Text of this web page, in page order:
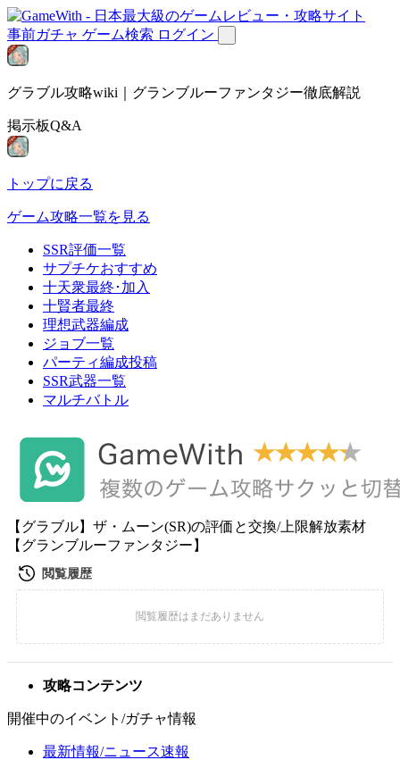
事前ガチャ ゲーム検索 ログイン
グラブル攻略wiki｜グランブルーファンタジー徹底解説
掲示板Q&A
トップに戻る
ゲーム攻略一覧を見る
SSR評価一覧
サプチケおすすめ
十天衆最終･加入
十賢者最終
理想武器編成
ジョブ一覧
パーティ編成投稿
SSR武器一覧
マルチバトル
【グラブル】ザ・ムーン(SR)の評価と交換/上限解放素材
【グランブルーファンタジー】
攻略コンテンツ
開催中のイベント/ガチャ情報
最新情報/ニュース速報